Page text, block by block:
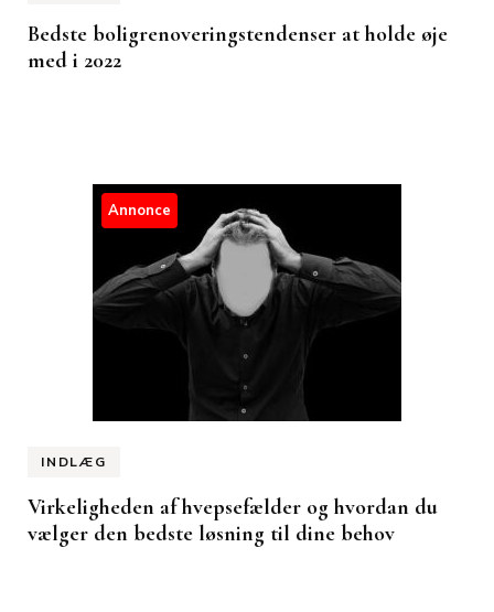
Bedste boligrenoveringstendenser at holde øje
med i 2022
Annonce
INDLÆG
Virkeligheden af hvepsefælder og hvordan du
vælger den bedste løsning til dine behov